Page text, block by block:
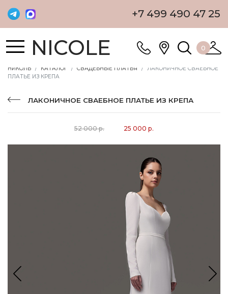
+7 499 490 47 25
NICOLE 0
НИКОЛЬ КАТАЛОГ СВАДЕБНЫЕ ПЛАТЬЯ
ЛАКОНИЧНОЕ СВАЕБНОЕ
ПЛАТЬЕ ИЗ КРЕПА
ЛАКОНИЧНОЕ СВАЕБНОЕ ПЛАТЬЕ ИЗ КРЕПА
52 000 р. 25 000 р.